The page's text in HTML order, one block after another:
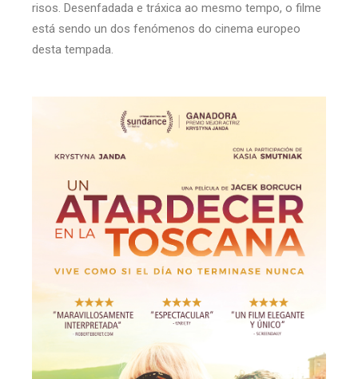
risos. Desenfadada e tráxica ao mesmo tempo, o filme
está sendo un dos fenómenos do cinema europeo
desta tempada.